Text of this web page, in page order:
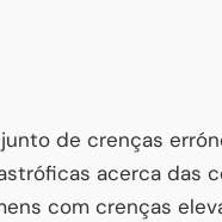
de crenças
acerca das
com crenças